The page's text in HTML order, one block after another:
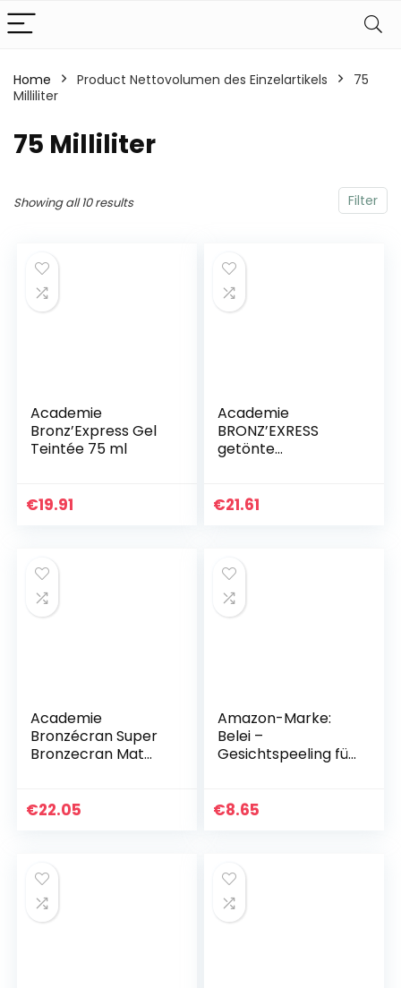
Home Product Nettovolumen des Einzelartikels
‎75
Milliliter
‎75 Milliliter
Filter
Showing all 10 results
Academie
Bronz’Express Gel
Teintée 75 ml
€19.91
Academie
BRONZ’EXRESS
getönte
75 ml
€21.61
Academie
Bronzécran Super
Bronzecran Mat
Gesichtscreme
€22.05
Amazon-Marke:
Belei –
Gesichtspeeling für
€8.65